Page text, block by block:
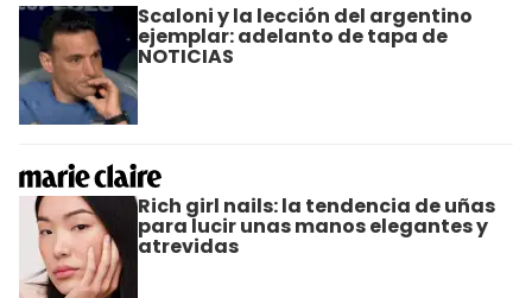
Scaloni y la lección del argentino
ejemplar: adelanto de tapa de
NOTICIAS
Rich girl nails: la tendencia de uñas
para lucir unas manos elegantes y
atrevidas